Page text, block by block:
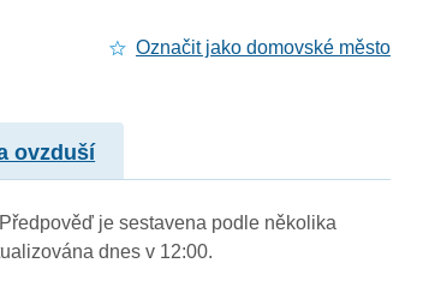
Označit jako domovské město
ovzduší
je sestavena podle několika
dnes v 12:00.